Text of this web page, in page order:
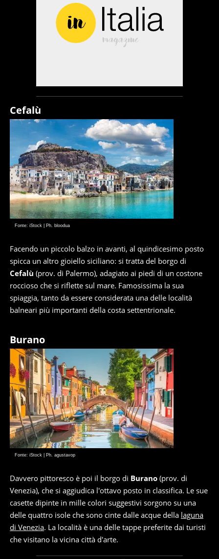
Cefalù
Fonte: iStock | Ph. bloodua
Facendo un piccolo balzo in avanti, al quindicesimo posto
spicca un altro gioiello siciliano: si tratta del borgo di
Cefalù (prov. di Palermo), adagiato ai piedi di un costone
roccioso che si riflette sul mare. Famosissima la sua
spiaggia, tanto da essere considerata una delle località
balneari più importanti della costa settentrionale.
Burano
Fonte: iStock | Ph. agustavop
Davvero pittoresco è poi il borgo di Burano (prov. di
Venezia), che si aggiudica l'ottavo posto in classifica. Le sue
casette dipinte in mille colori suggestivi sorgono su una
delle quattro isole che sono cinte dalle acque della laguna
di Venezia. La località è una delle tappe preferite dai turisti
che visitano la vicina città d'arte.